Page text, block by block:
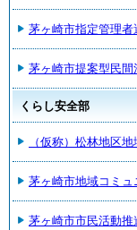
茅ヶ崎市指定管理者
茅ヶ崎市提案型民間
くらし安全部
（仮称）松林地区
茅ヶ崎市地域コミュ
茅ヶ崎市市民活動推